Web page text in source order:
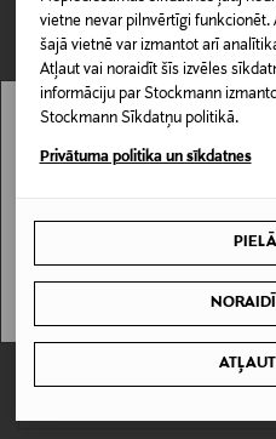
vietne nevar pilnvērtīgi funkcionēt.
šajā vietnē var izmantot arī
Atļaut vai noraidīt šīs izvēles
informāciju par Stockmann
Stockmann Sīkdatņu politikā.
Privātuma politika un sīkdatnes
Tekstūra
"Natural" sertifikāts
4,25 g
Ražotāja daļas numurs
kas tiek atdoti atpakaļ, ir jābūt
iepakojumā.
PREČU ATGRIEŠANAS
Original Price
18,00 €
Stockmann nav
I